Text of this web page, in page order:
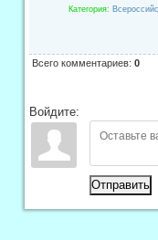
Категория:
Всего комментариев: 0
Войдите:
Отправить